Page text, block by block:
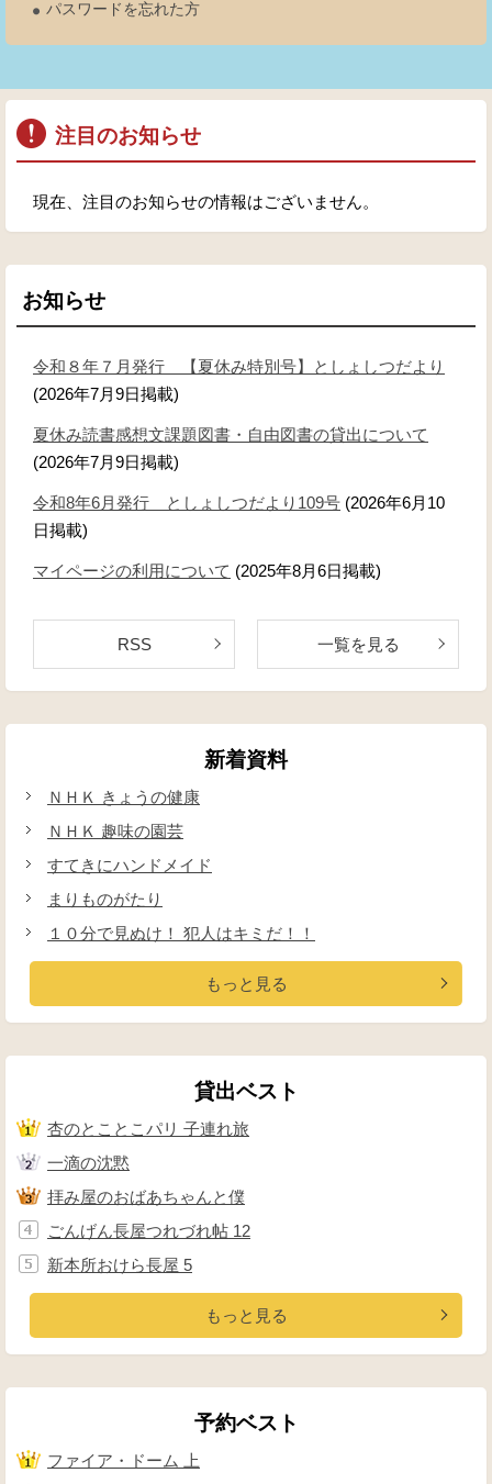
パスワードを忘れた方
注目のお知らせ
現在、注目のお知らせの情報はございません。
お知らせ
RSS 一覧を見る
令和８年７月発行 【夏休み特別号】としょしつだより
(2026年7月9日掲載)
夏休み読書感想文課題図書・自由図書の貸出について
(2026年7月9日掲載)
令和8年6月発行 としょしつだより109号 (2026年6月10
日掲載)
マイページの利用について (2025年8月6日掲載)
新着資料
ＮＨＫ きょうの健康
ＮＨＫ 趣味の園芸
すてきにハンドメイド
まりものがたり
１０分で見ぬけ！ 犯人はキミだ！！
もっと見る
貸出ベスト
杏のとことこパリ 子連れ旅
一滴の沈黙
拝み屋のおばあちゃんと僕
ごんげん長屋つれづれ帖 12
新本所おけら長屋 5
もっと見る
予約ベスト
ファイア・ドーム 上